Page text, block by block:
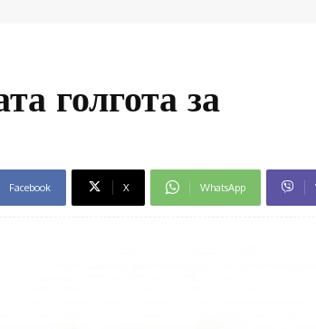
голгота за
Facebook X WhatsApp